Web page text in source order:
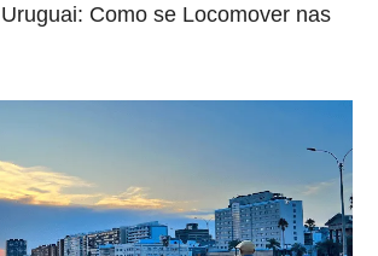
Como se Locomover nas